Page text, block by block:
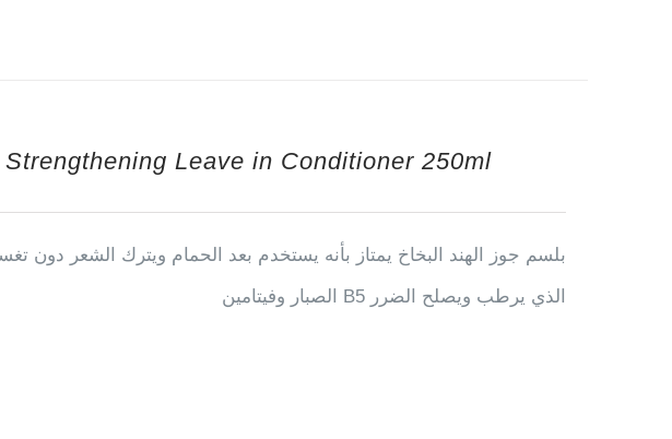
Leave in Conditioner 250ml
بلسم جوز الهند البخاخ يمتاز بأنه يستخدم بعد الحمام ويترك الشعر دون
الصبار وفيتامين B5 الذي يرطب ويصلح الضرر